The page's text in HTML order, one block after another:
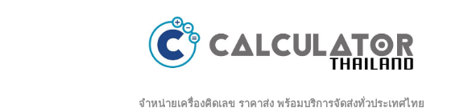
จำหน่ายเครื่องคิดเลข ราคาส่ง พร้อมบริการจัดส่งทั่วประเทศไทย